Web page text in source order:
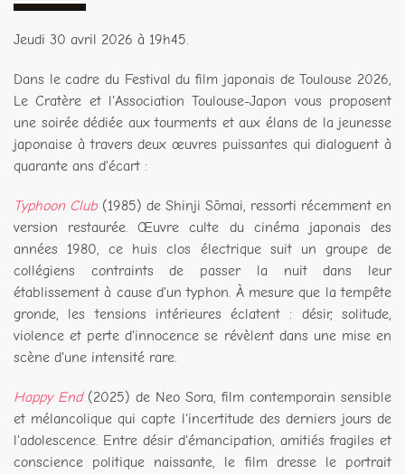
Jeudi 30 avril 2026 à 19h45.
Dans le cadre du Festival du film japonais de Toulouse 2026,
Le Cratère et l'Association Toulouse-Japon vous proposent
une soirée dédiée aux tourments et aux élans de la jeunesse
japonaise à travers deux œuvres puissantes qui dialoguent à
quarante ans d'écart :
Typhoon Club (1985) de Shinji Sōmai, ressorti récemment en
version restaurée. Œuvre culte du cinéma japonais des
années 1980, ce huis clos électrique suit un groupe de
collégiens contraints de passer la nuit dans leur
établissement à cause d'un typhon. À mesure que la tempête
gronde, les tensions intérieures éclatent : désir, solitude,
violence et perte d'innocence se révèlent dans une mise en
scène d'une intensité rare.
Happy End(2025) de Neo Sora, film contemporain sensible
et mélancolique qui capte l'incertitude des derniers jours de
l'adolescence. Entre désir d'émancipation, amitiés fragiles et
conscience politique naissante, le film dresse le portrait